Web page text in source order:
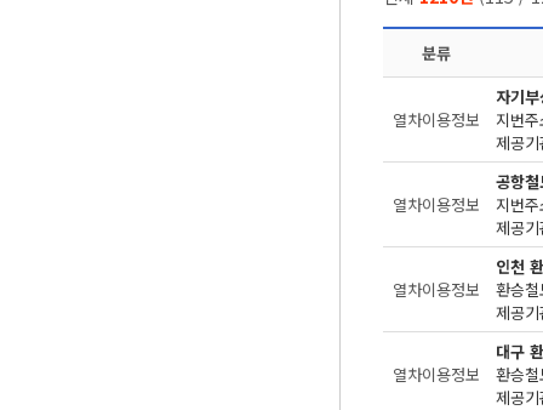
분류
열차이용정보
자기
지번
제공
열차이용정보
공항
지번
제공
열차이용정보
인천
환승
제공
열차이용정보
대구
환승
제공